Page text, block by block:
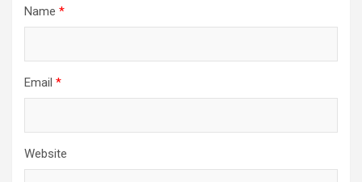
Name *
Email *
Website